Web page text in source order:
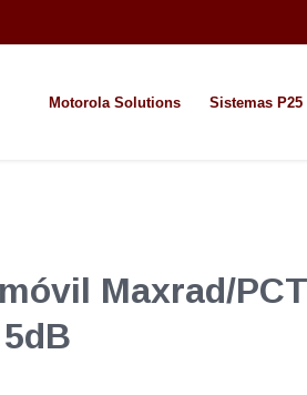
Motorola Solutions Sistemas P25
Maxrad/